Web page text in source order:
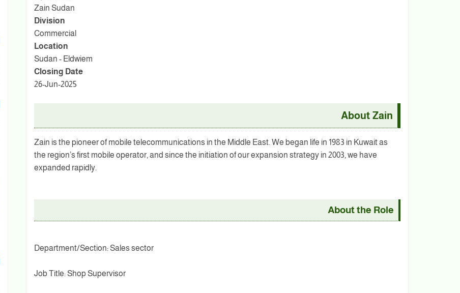
Zain Sudan
Division
Commercial
Location
Sudan - Eldwiem
Closing Date
26-Jun-2025
About Zain
Zain is the pioneer of mobile telecommunications in the Middle East. We began life in 1983 in Kuwait as
the region’s first mobile operator, and since the initiation of our expansion strategy in 2003, we have
expanded rapidly.
About the Role
Department/Section: Sales sector
Job Title: Shop Supervisor